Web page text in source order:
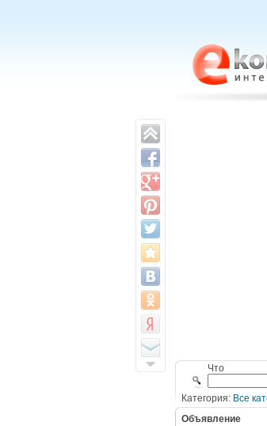
Что
Категория: Все
Объявление